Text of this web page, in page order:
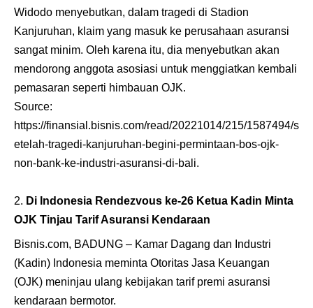
Widodo menyebutkan, dalam tragedi di Stadion
Kanjuruhan, klaim yang masuk ke perusahaan asuransi
sangat minim. Oleh karena itu, dia menyebutkan akan
mendorong anggota asosiasi untuk menggiatkan kembali
pemasaran seperti himbauan OJK.
Source:
https://finansial.bisnis.com/read/20221014/215/1587494/s
etelah-tragedi-kanjuruhan-begini-permintaan-bos-ojk-
non-bank-ke-industri-asuransi-di-bali.
Di Indonesia Rendezvous ke-26 Ketua Kadin Minta
OJK Tinjau Tarif Asuransi Kendaraan
Bisnis.com, BADUNG – Kamar Dagang dan Industri
(Kadin) Indonesia meminta Otoritas Jasa Keuangan
(OJK) meninjau ulang kebijakan tarif premi asuransi
kendaraan bermotor.